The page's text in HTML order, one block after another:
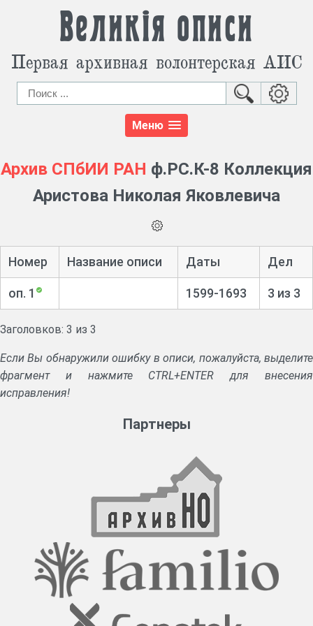
Великія описи
Первая архивная волонтерская АИС
Меню
Архив СПбИИ РАН ф.РС.К-8 Коллекция
Аристова Николая Яковлевича
Номер Название описи Даты Дел
оп. 1 1599-1693 3 из 3
Заголовков: 3 из 3
Если Вы обнаружили ошибку в описи, пожалуйста, выделите
фрагмент и нажмите CTRL+ENTER для внесения
исправления!
Партнеры